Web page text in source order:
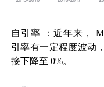
自引率 ：近年来，
引率有一定程度波动，
接下降至 0%。